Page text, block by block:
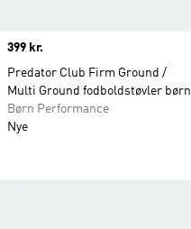
Price
399 kr.
Predator Club Firm Ground /
Multi Ground fodboldstøvler børn
Børn Performance
Nye